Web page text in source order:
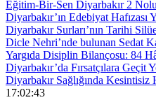
Eğitim-Bir-Sen Diyarbakır 2
Diyarbakır’ın Edebiyat Hafızası
Diyarbakır Surları’nın Tarihi
Dicle Nehri’nde bulunan Sedat
Yargıda Disiplin Bilançosu: 84
Diyarbakır’da Fırsatçılara
Diyarbakır Sağlığında
17:02:44